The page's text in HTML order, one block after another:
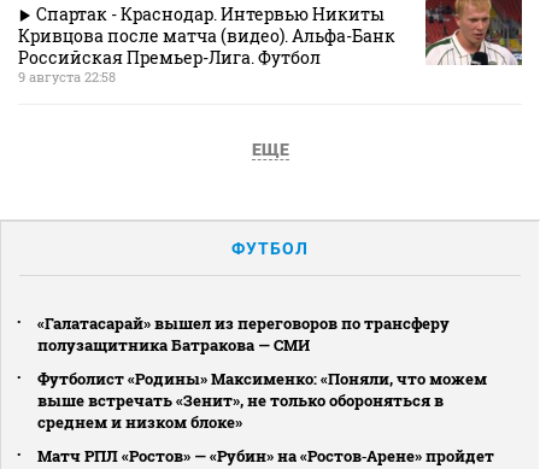
Спартак - Краснодар. Интервью Никиты
Кривцова после матча (видео). Альфа-Банк
Российская Премьер-Лига. Футбол
9 августа 22:58
ЕЩЕ
ФУТБОЛ
«Галатасарай» вышел из переговоров по трансферу
полузащитника Батракова — СМИ
Футболист «Родины» Максименко: «Поняли, что можем
выше встречать «Зенит», не только обороняться в
среднем и низком блоке»
Матч РПЛ «Ростов» — «Рубин» на «Ростов‑Арене» пройдет